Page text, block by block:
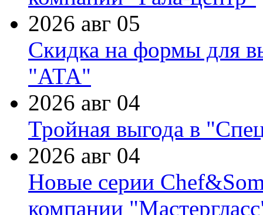
2026 авг 05
Скидка на формы для
"АТА"
2026 авг 04
Тройная выгода в
2026 авг 04
Новые серии
компании